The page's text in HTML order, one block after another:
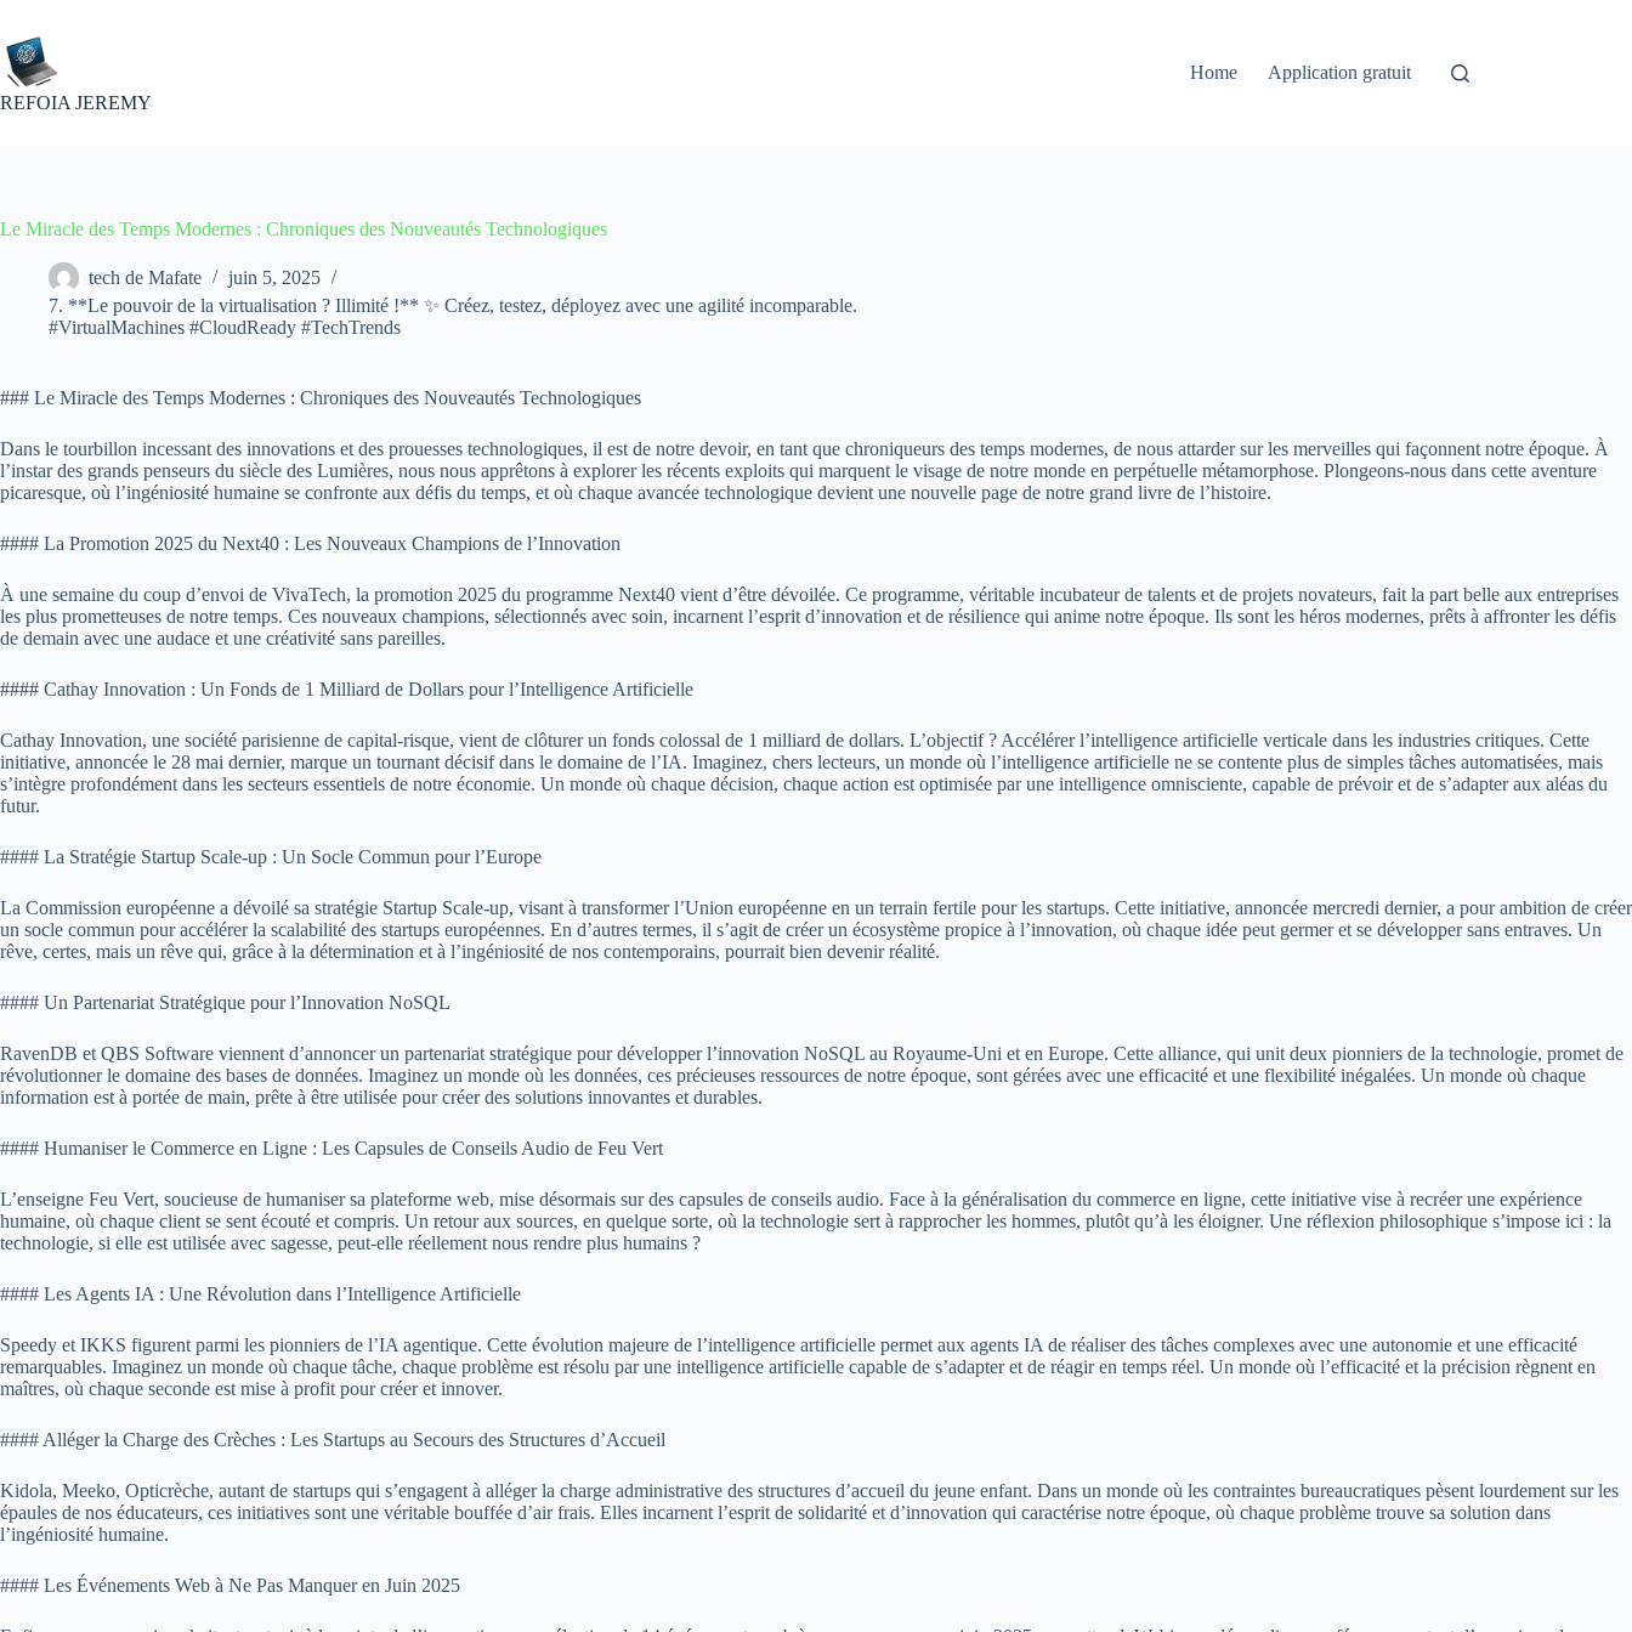
contenu
REFOIA JEREMY
Home Application gratuit
Le Miracle des Temps Modernes : Chroniques des Nouveautés Technologiques
tech de Mafate
juin 5, 2025
7. **Le pouvoir de la virtualisation ? Illimité !** ✨ Créez, testez, déployez avec une agilité incomparable.
#VirtualMachines #CloudReady #TechTrends
### Le Miracle des Temps Modernes : Chroniques des Nouveautés Technologiques
Dans le tourbillon incessant des innovations et des prouesses technologiques, il est de notre devoir, en tant que chroniqueurs des temps modernes, de nous attarder sur les merveilles qui façonnent notre époque. À
l’instar des grands penseurs du siècle des Lumières, nous nous apprêtons à explorer les récents exploits qui marquent le visage de notre monde en perpétuelle métamorphose. Plongeons-nous dans cette aventure
picaresque, où l’ingéniosité humaine se confronte aux défis du temps, et où chaque avancée technologique devient une nouvelle page de notre grand livre de l’histoire.
#### La Promotion 2025 du Next40 : Les Nouveaux Champions de l’Innovation
À une semaine du coup d’envoi de VivaTech, la promotion 2025 du programme Next40 vient d’être dévoilée. Ce programme, véritable incubateur de talents et de projets novateurs, fait la part belle aux entreprises
les plus prometteuses de notre temps. Ces nouveaux champions, sélectionnés avec soin, incarnent l’esprit d’innovation et de résilience qui anime notre époque. Ils sont les héros modernes, prêts à affronter les défis
de demain avec une audace et une créativité sans pareilles.
#### Cathay Innovation : Un Fonds de 1 Milliard de Dollars pour l’Intelligence Artificielle
Cathay Innovation, une société parisienne de capital-risque, vient de clôturer un fonds colossal de 1 milliard de dollars. L’objectif ? Accélérer l’intelligence artificielle verticale dans les industries critiques. Cette
initiative, annoncée le 28 mai dernier, marque un tournant décisif dans le domaine de l’IA. Imaginez, chers lecteurs, un monde où l’intelligence artificielle ne se contente plus de simples tâches automatisées, mais
s’intègre profondément dans les secteurs essentiels de notre économie. Un monde où chaque décision, chaque action est optimisée par une intelligence omnisciente, capable de prévoir et de s’adapter aux aléas du
futur.
#### La Stratégie Startup Scale-up : Un Socle Commun pour l’Europe
La Commission européenne a dévoilé sa stratégie Startup Scale-up, visant à transformer l’Union européenne en un terrain fertile pour les startups. Cette initiative, annoncée mercredi dernier, a pour ambition de créer
un socle commun pour accélérer la scalabilité des startups européennes. En d’autres termes, il s’agit de créer un écosystème propice à l’innovation, où chaque idée peut germer et se développer sans entraves. Un
rêve, certes, mais un rêve qui, grâce à la détermination et à l’ingéniosité de nos contemporains, pourrait bien devenir réalité.
#### Un Partenariat Stratégique pour l’Innovation NoSQL
RavenDB et QBS Software viennent d’annoncer un partenariat stratégique pour développer l’innovation NoSQL au Royaume-Uni et en Europe. Cette alliance, qui unit deux pionniers de la technologie, promet de
révolutionner le domaine des bases de données. Imaginez un monde où les données, ces précieuses ressources de notre époque, sont gérées avec une efficacité et une flexibilité inégalées. Un monde où chaque
information est à portée de main, prête à être utilisée pour créer des solutions innovantes et durables.
#### Humaniser le Commerce en Ligne : Les Capsules de Conseils Audio de Feu Vert
L’enseigne Feu Vert, soucieuse de humaniser sa plateforme web, mise désormais sur des capsules de conseils audio. Face à la généralisation du commerce en ligne, cette initiative vise à recréer une expérience
humaine, où chaque client se sent écouté et compris. Un retour aux sources, en quelque sorte, où la technologie sert à rapprocher les hommes, plutôt qu’à les éloigner. Une réflexion philosophique s’impose ici : la
technologie, si elle est utilisée avec sagesse, peut-elle réellement nous rendre plus humains ?
#### Les Agents IA : Une Révolution dans l’Intelligence Artificielle
Speedy et IKKS figurent parmi les pionniers de l’IA agentique. Cette évolution majeure de l’intelligence artificielle permet aux agents IA de réaliser des tâches complexes avec une autonomie et une efficacité
remarquables. Imaginez un monde où chaque tâche, chaque problème est résolu par une intelligence artificielle capable de s’adapter et de réagir en temps réel. Un monde où l’efficacité et la précision règnent en
maîtres, où chaque seconde est mise à profit pour créer et innover.
#### Alléger la Charge des Crèches : Les Startups au Secours des Structures d’Accueil
Kidola, Meeko, Opticrèche, autant de startups qui s’engagent à alléger la charge administrative des structures d’accueil du jeune enfant. Dans un monde où les contraintes bureaucratiques pèsent lourdement sur les
épaules de nos éducateurs, ces initiatives sont une véritable bouffée d’air frais. Elles incarnent l’esprit de solidarité et d’innovation qui caractérise notre époque, où chaque problème trouve sa solution dans
l’ingéniosité humaine.
#### Les Événements Web à Ne Pas Manquer en Juin 2025